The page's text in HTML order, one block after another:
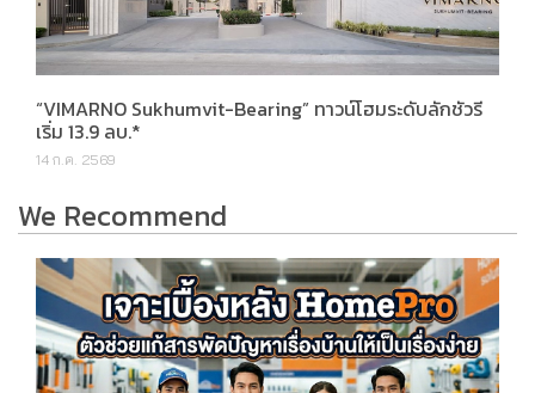
“VIMARNO Sukhumvit-Bearing” ทาวน์โฮมระดับลักชัวรี
เริ่ม 13.9 ลบ.*
14 ก.ค. 2569
We Recommend